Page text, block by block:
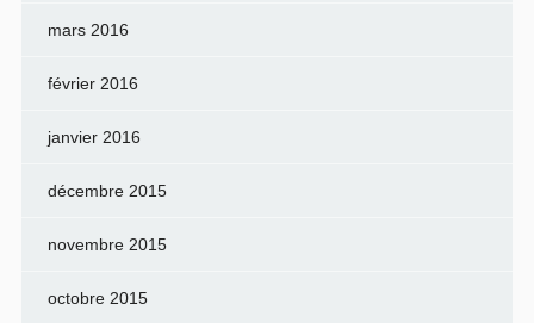
mars 2016
février 2016
janvier 2016
décembre 2015
novembre 2015
octobre 2015